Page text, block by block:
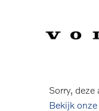
Serva
Sorry,
Bekijk